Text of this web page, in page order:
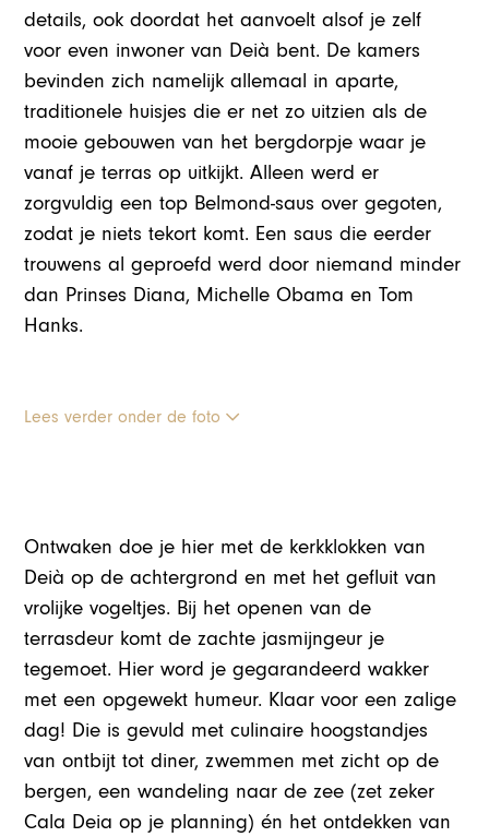
details, ook doordat het aanvoelt alsof je zelf
voor even inwoner van Deià bent. De kamers
bevinden zich namelijk allemaal in aparte,
traditionele huisjes die er net zo uitzien als de
mooie gebouwen van het bergdorpje waar je
vanaf je terras op uitkijkt. Alleen werd er
zorgvuldig een top Belmond-saus over gegoten,
zodat je niets tekort komt. Een saus die eerder
trouwens al geproefd werd door niemand minder
dan Prinses Diana, Michelle Obama en Tom
Hanks.
Lees verder onder de foto
Ontwaken doe je hier met de kerkklokken van
Deià op de achtergrond en met het gefluit van
vrolijke vogeltjes. Bij het openen van de
terrasdeur komt de zachte jasmijngeur je
tegemoet. Hier word je gegarandeerd wakker
met een opgewekt humeur. Klaar voor een zalige
dag! Die is gevuld met culinaire hoogstandjes
van ontbijt tot diner, zwemmen met zicht op de
bergen, een wandeling naar de zee (zet zeker
Cala Deia op je planning) én het ontdekken van